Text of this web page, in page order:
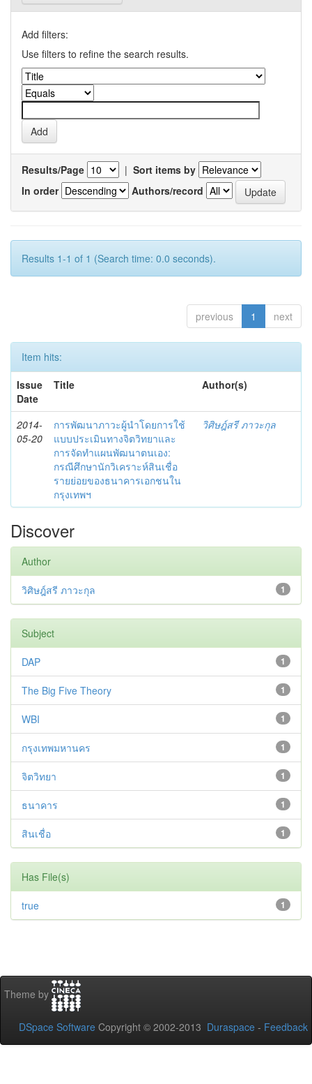
Add filters:
Use filters to refine the search results.
Results/Page | Sort items by
In order
Authors/record
Results 1-1 of 1 (Search time: 0.0 seconds).
previous 1 next
Item hits:
Issue
Date
Title Author(s)
2014-
05-20
การพัฒนาภาวะผู้นำโดยการใช้
แบบประเมินทางจิตวิทยาและ
การจัดทำแผนพัฒนาตนเอง:
กรณีศึกษานักวิเคราะห์สินเชื่อ
รายย่อยของธนาคารเอกชนใน
กรุงเทพฯ
วิศิษฎ์สรี ภาวะกุล
Discover
Author
1
วิศิษฎ์สรี ภาวะกุล
Subject
1
DAP
1
The Big Five Theory
1
WBI
1
กรุงเทพมหานคร
1
จิตวิทยา
1
ธนาคาร
1
สินเชื่อ
Has File(s)
1
true
Theme by
DSpace Software Copyright © 2002-2013 Duraspace - Feedback